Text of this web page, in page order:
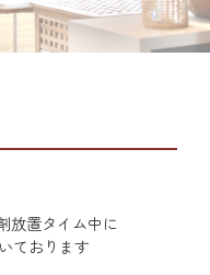
放置タイム中に
ております